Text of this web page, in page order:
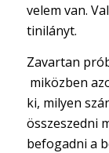
velem van.
tinilányt.
Zavartan
miközben
ki, milyen
összeszedni
befogadni a